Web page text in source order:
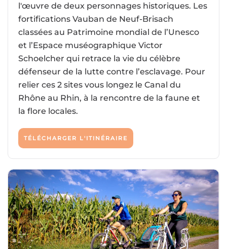
l'œuvre de deux personnages historiques. Les
fortifications Vauban de Neuf-Brisach
classées au Patrimoine mondial de l’Unesco
et l’Espace muséographique Victor
Schoelcher qui retrace la vie du célèbre
défenseur de la lutte contre l’esclavage. Pour
relier ces 2 sites vous longez le Canal du
Rhône au Rhin, à la rencontre de la faune et
la flore locales.
TÉLÉCHARGER L'ITINÉRAIRE